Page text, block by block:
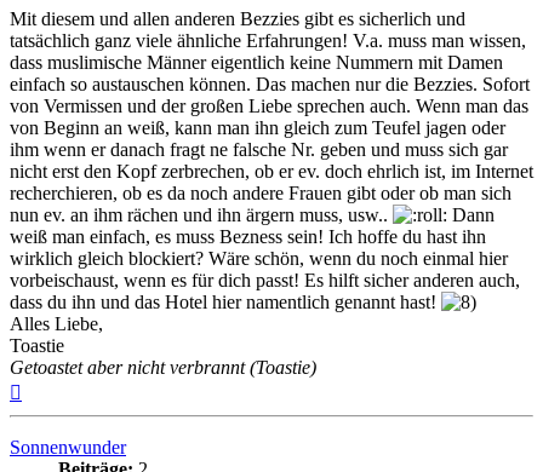
Mit diesem und allen anderen Bezzies gibt es sicherlich und
tatsächlich ganz viele ähnliche Erfahrungen! V.a. muss man wissen,
dass muslimische Männer eigentlich keine Nummern mit Damen
einfach so austauschen können. Das machen nur die Bezzies. Sofort
von Vermissen und der großen Liebe sprechen auch. Wenn man das
von Beginn an weiß, kann man ihn gleich zum Teufel jagen oder
ihm wenn er danach fragt ne falsche Nr. geben und muss sich gar
nicht erst den Kopf zerbrechen, ob er ev. doch ehrlich ist, im Internet
recherchieren, ob es da noch andere Frauen gibt oder ob man sich
nun ev. an ihm rächen und ihn ärgern muss, usw..
Dann
weiß man einfach, es muss Bezness sein! Ich hoffe du hast ihn
wirklich gleich blockiert? Wäre schön, wenn du noch einmal hier
vorbeischaust, wenn es für dich passt! Es hilft sicher anderen auch,
dass du ihn und das Hotel hier namentlich genannt hast!
Alles Liebe,
Toastie
Getoastet aber nicht verbrannt (Toastie)
Sonnenwunder